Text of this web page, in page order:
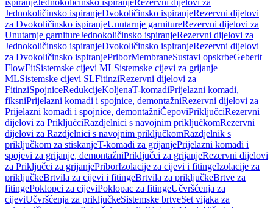
ispiranjeJednokoličinsko ispiranjeRezervni dijelovi za
Jednokoličinsko ispiranjeDvokoličinsko ispiranjeRezervni dijelovi
za Dvokoličinsko ispiranjeUnutarnje garnitureRezervni dijelovi za
Unutarnje garnitureJednokoličinsko ispiranjeRezervni dijelovi za
Jednokoličinsko ispiranjeDvokoličinsko ispiranjeRezervni dijelovi
za Dvokoličinsko ispiranjePriborMembraneSustavi opskrbeGeberit
FlowFitSistemske cijevi MLSistemske cijevi za grijanje
MLSistemske cijevi SLFitinziRezervni dijelovi za
FitinziSpojniceRedukcijeKoljenaT-komadiPrijelazni komadi,
fiksniPrijelazni komadi i spojnice, demontažniRezervni dijelovi za
Prijelazni komadi i spojnice, demontažniČepoviPriključciRezervni
dijelovi za PriključciRazdjelnici s navojnim priključkomRezervni
dijelovi za Razdjelnici s navojnim priključkomRazdjelnik s
priključkom za stiskanjeT-komadi za grijanjePrijelazni komadi i
spojevi za grijanje, demontažniPriključci za grijanjeRezervni dijelovi
za Priključci za grijanjePriborIzolacije za cijevi i fitingeIzolacije za
priključkeBrtvila za cijevi i fitingeBrtvila za priključkeBrtve za
fitingePoklopci za cijeviPoklopac za fitingeUčvršćenja za
cijeviUčvršćenja za priključkeSistemske brtveSet vijaka za